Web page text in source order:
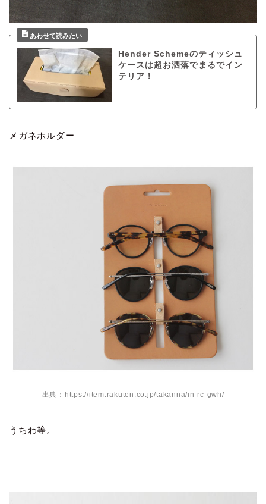
Hender Schemeのティッシュ
ケースは超お洒落でまるでイン
テリア！
メガネホルダー
出典：https://item.rakuten.co.jp/takanna/in-rc-gwh/
うちわ等。